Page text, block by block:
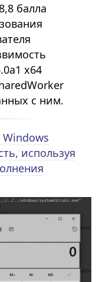
балла
x64
с ним.
используя